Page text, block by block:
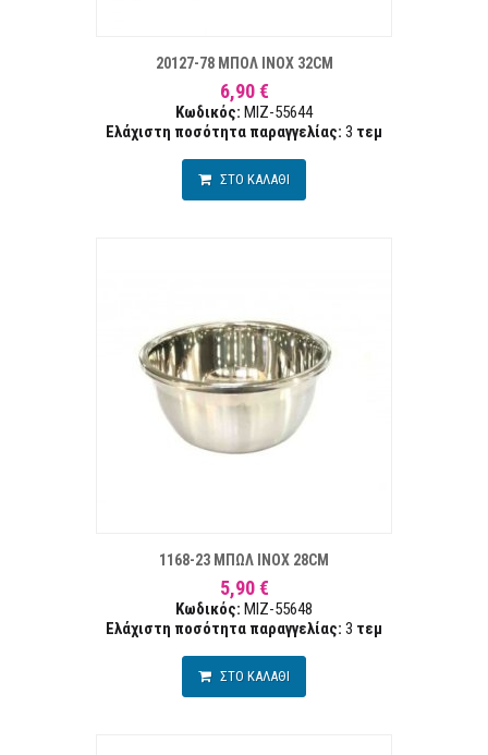
20127-78 ΜΠΟΛ INOX 32CM
6,90 €
Κωδικός: MIZ-55644
Ελάχιστη ποσότητα παραγγελίας: 3 τεμ
ΣΤΟ ΚΑΛΑΘΙ
1168-23 ΜΠΩΛ INOX 28CM
5,90 €
Κωδικός: MIZ-55648
Ελάχιστη ποσότητα παραγγελίας: 3 τεμ
ΣΤΟ ΚΑΛΑΘΙ